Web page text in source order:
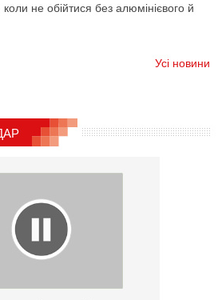
не обійтися без алюмінієвого й
Усі новини